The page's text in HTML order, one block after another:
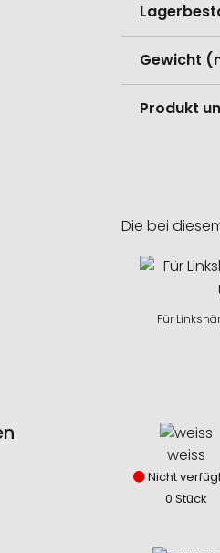
Gewicht
Produkt
Die bei
Für
weiss
Nicht
0 Stück